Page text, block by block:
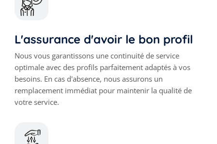
L'assurance d'avoir le bon profil
Nous vous garantissons une continuité de service
optimale avec des profils parfaitement adaptés à vos
besoins. En cas d'absence, nous assurons un
remplacement immédiat pour maintenir la qualité de
votre service.